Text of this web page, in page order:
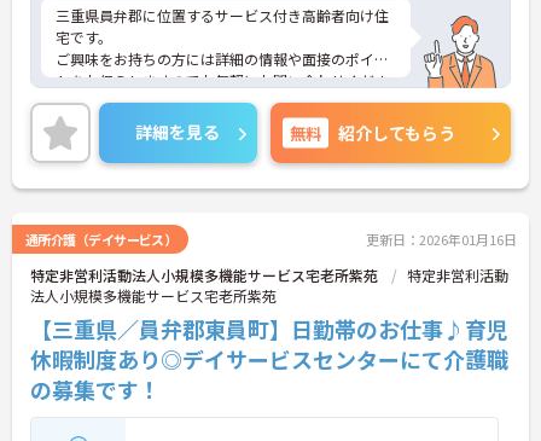
三重県員弁郡に位置するサービス付き高齢者向け住
宅です。
ご興味をお持ちの方には詳細の情報や面接のポイン
トをお伝えしますのでお気軽にお問い合わせくださ
いませ。
詳細を見る 無料 紹介してもらう
通所介護（デイサービス） 更新日：2026年01月16日
特定非営利活動法人小規模多機能サービス宅老所紫苑
特定非営利活動
法人小規模多機能サービス宅老所紫苑
【三重県／員弁郡東員町】日勤帯のお仕事♪育児
休暇制度あり◎デイサービスセンターにて介護職
の募集です！